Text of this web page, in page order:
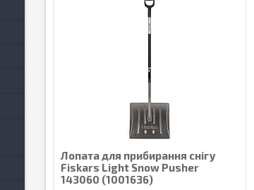
Лопата для прибирання снігу
Fiskars Light Snow Pusher
143060 (1001636)